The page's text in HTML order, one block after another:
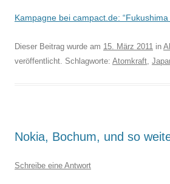
Kampagne bei campact.de:
Dieser Beitrag wurde am 15. März 2011 in
veröffentlicht. Schlagworte: Atomkraft,
Nokia, Bochum, und so
Schreibe eine Antwort